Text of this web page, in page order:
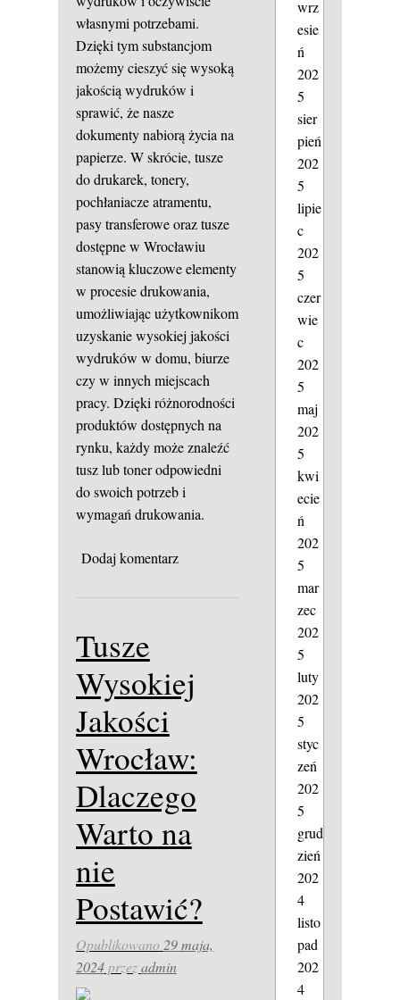
własnymi potrzebami.
Dzięki tym substancjom
możemy cieszyć się wysoką
jakością wydruków i
sprawić, że nasze
dokumenty nabiorą życia na
papierze. W skrócie, tusze
do drukarek, tonery,
pochłaniacze atramentu,
pasy transferowe oraz tusze
dostępne w Wrocławiu
stanowią kluczowe elementy
w procesie drukowania,
umożliwiając użytkownikom
uzyskanie wysokiej jakości
wydruków w domu, biurze
czy w innych miejscach
pracy. Dzięki różnorodności
produktów dostępnych na
rynku, każdy może znaleźć
tusz lub toner odpowiedni
do swoich potrzeb i
wymagań drukowania.
Dodaj komentarz
Tusze
Wysokiej
Jakości
Wrocław:
Dlaczego
Warto na
nie
Postawić?
Opublikowano 29 maja,
2024przezadmin
wrz
esie
ń
202
5
sier
pień
202
5
lipie
c
202
5
czer
wie
c
202
5
maj
202
5
kwi
ecie
ń
202
5
mar
zec
202
5
luty
202
5
styc
zeń
202
5
grud
zień
202
4
listo
pad
202
4